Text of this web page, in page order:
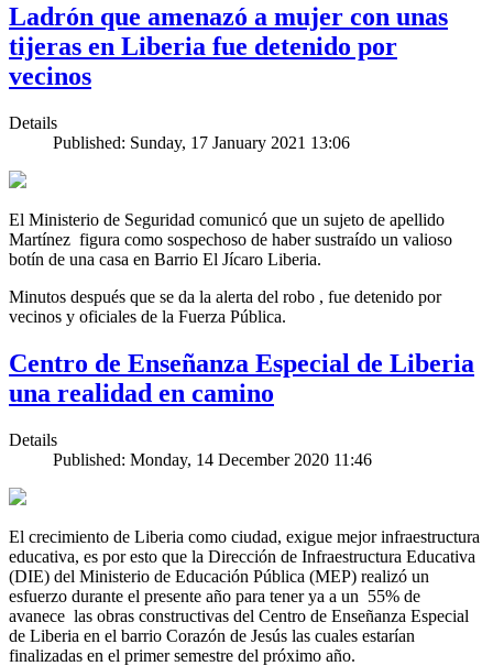
Ladrón que amenazó a mujer con unas
tijeras en Liberia fue detenido por
vecinos
Details
Published: Sunday, 17 January 2021 13:06
El Ministerio de Seguridad comunicó que un sujeto de apellido
Martínez figura como sospechoso de haber sustraído un valioso
botín de una casa en Barrio El Jícaro Liberia.
Minutos después que se da la alerta del robo , fue detenido por
vecinos y oficiales de la Fuerza Pública.
Centro de Enseñanza Especial de Liberia
una realidad en camino
Details
Published: Monday, 14 December 2020 11:46
El crecimiento de Liberia como ciudad, exigue mejor infraestructura
educativa, es por esto que la Dirección de Infraestructura Educativa
(DIE) del Ministerio de Educación Pública (MEP) realizó un
esfuerzo durante el presente año para tener ya a un 55% de
avanece las obras constructivas del Centro de Enseñanza Especial
de Liberia en el barrio Corazón de Jesús las cuales estarían
finalizadas en el primer semestre del próximo año.